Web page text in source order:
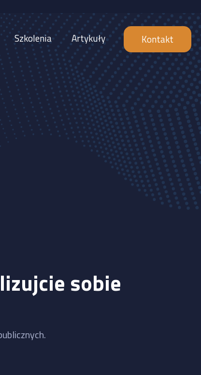
Szkolenia Artykuły Kontakt
sobie